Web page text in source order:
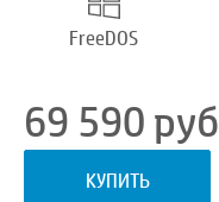
FreeDOS
69 590руб
КУПИТЬ